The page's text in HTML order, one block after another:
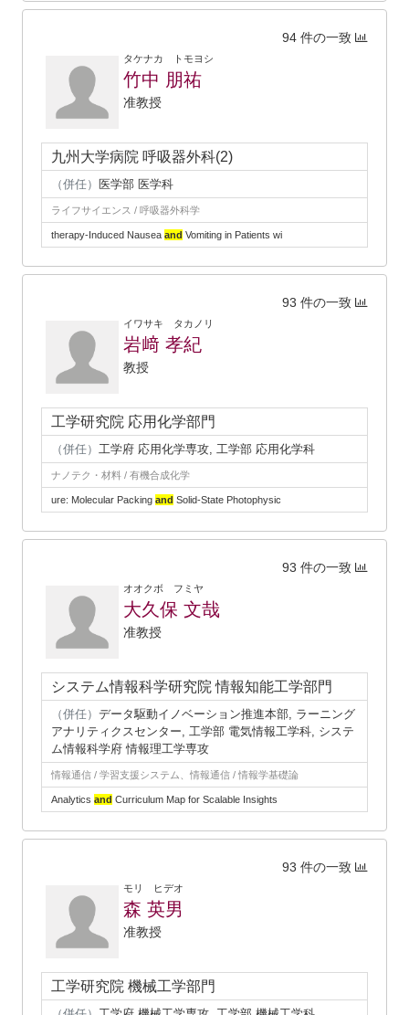
94 件の一致
タケナカ トモヨシ
竹中 朋祐
准教授
九州大学病院 呼吸器外科(2)
（併任） 医学部 医学科
ライフサイエンス / 呼吸器外科学
therapy-Induced Nausea and Vomiting in Patients wi
93 件の一致
イワサキ タカノリ
岩﨑 孝紀
教授
工学研究院 応用化学部門
（併任） 工学府 応用化学専攻, 工学部 応用化学科
ナノテク・材料 / 有機合成化学
ure: Molecular Packing and Solid‐State Photophysic
93 件の一致
オオクボ フミヤ
大久保 文哉
准教授
システム情報科学研究院 情報知能工学部門
（併任） データ駆動イノベーション推進本部, ラーニング
アナリティクスセンター, 工学部 電気情報工学科, システ
ム情報科学府 情報理工学専攻
情報通信 / 学習支援システム、情報通信 / 情報学基礎論
Analytics and Curriculum Map for Scalable Insights
93 件の一致
モリ ヒデオ
森 英男
准教授
工学研究院 機械工学部門